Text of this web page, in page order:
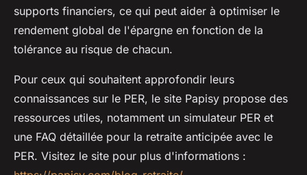
supports financiers, ce qui peut aider à optimiser le
rendement global de l'épargne en fonction de la
tolérance au risque de chacun.
Pour ceux qui souhaitent approfondir leurs
connaissances sur le PER, le site Papisy propose des
ressources utiles, notamment un simulateur PER et
une FAQ détaillée pour la retraite anticipée avec le
PER. Visitez le site pour plus d'informations :